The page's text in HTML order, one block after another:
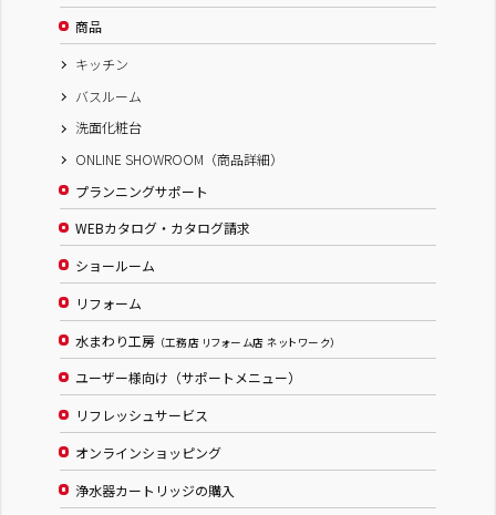
商品
キッチン
バスルーム
洗面化粧台
ONLINE SHOWROOM（商品詳細）
プランニングサポート
WEBカタログ・カタログ請求
ショールーム
リフォーム
水まわり工房 （工務店 リフォーム店 ネットワーク）
ユーザー様向け（サポートメニュー）
リフレッシュサービス
オンラインショッピング
浄水器カートリッジの購入